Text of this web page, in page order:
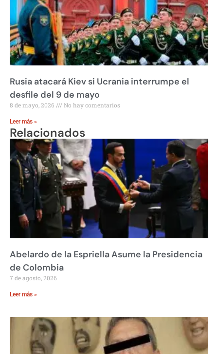
Rusia atacará Kiev si Ucrania interrumpe el
desfile del 9 de mayo
8 de mayo, 2026 No hay comentarios
Leer más »
Relacionados
Abelardo de la Espriella Asume la Presidencia
de Colombia
7 de agosto, 2026
Leer más »